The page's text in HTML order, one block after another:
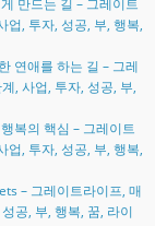
만드는 길 – 그레이트
, 투자, 성공, 부, 행복,
연애를 하는 길 – 그레
, 사업, 투자, 성공, 부,
복의 핵심 – 그레이트
, 투자, 성공, 부, 행복,
– 그레이트라이프, 매
공, 부, 행복, 꿈, 라이